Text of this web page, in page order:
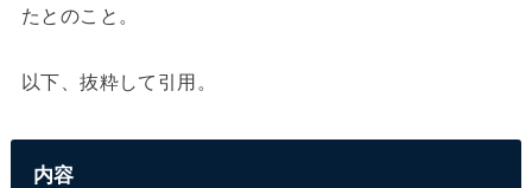
たとのこと。
以下、抜粋して引用。
内容